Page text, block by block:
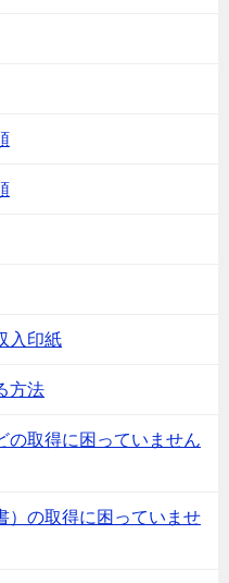
入印紙
方法
の取得に困っていません
）の取得に困っていませ